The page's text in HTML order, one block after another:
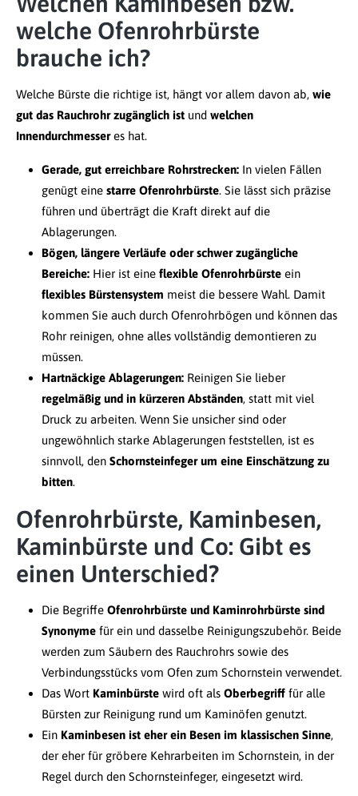
welche Ofenrohrbürste
brauche ich?
Welche Bürste die richtige ist, hängt vor allem davon ab, wie
gut das Rauchrohr zugänglich ist und welchen
Innendurchmesseres hat.
Gerade, gut erreichbare Rohrstrecken: In vielen Fällen
genügt eine starre Ofenrohrbürste. Sie lässt sich präzise
führen und überträgt die Kraft direkt auf die
Ablagerungen.
Bögen, längere Verläufe oder schwer zugängliche
Bereiche: Hier ist eine flexible Ofenrohrbürste ein
flexibles Bürstensystem meist die bessere Wahl. Damit
kommen Sie auch durch Ofenrohrbögen und können das
Rohr reinigen, ohne alles vollständig demontieren zu
müssen.
Hartnäckige Ablagerungen: Reinigen Sie lieber
regelmäßig und in kürzeren Abständen, statt mit viel
Druck zu arbeiten. Wenn Sie unsicher sind oder
ungewöhnlich starke Ablagerungen feststellen, ist es
sinnvoll, den Schornsteinfeger um eine Einschätzung zu
bitten.
Ofenrohrbürste, Kaminbesen,
Kaminbürste und Co: Gibt es
einen Unterschied?
Die Begriffe Ofenrohrbürste und Kaminrohrbürste sind
Synonyme für ein und dasselbe Reinigungszubehör. Beide
werden zum Säubern des Rauchrohrs sowie des
Verbindungsstücks vom Ofen zum Schornstein verwendet.
Das Wort Kaminbürste wird oft als Oberbegriff für alle
Bürsten zur Reinigung rund um Kaminöfen genutzt.
Ein Kaminbesen ist eher ein Besen im klassischen Sinne,
der eher für gröbere Kehrarbeiten im Schornstein, in der
Regel durch den Schornsteinfeger, eingesetzt wird.